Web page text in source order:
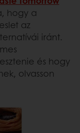
hogy a
az
iránt.
és hogy
olvasson